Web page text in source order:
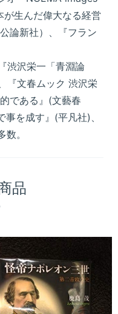
が生んだ偉大なる経営
論新社）、『フラン
渋沢栄一「青淵論
『文春ムック 渋沢栄
である』(文藝春
を成す』(平凡社)、
。
品